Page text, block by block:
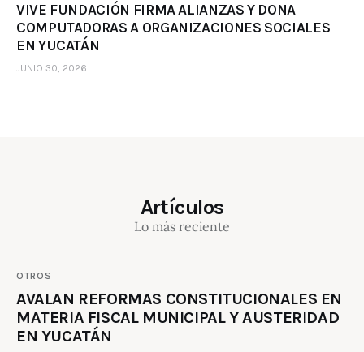
VIVE FUNDACIÓN FIRMA ALIANZAS Y DONA
COMPUTADORAS A ORGANIZACIONES SOCIALES
EN YUCATÁN
JUNIO 30, 2026
Artículos
Lo más reciente
OTROS
AVALAN REFORMAS CONSTITUCIONALES EN
MATERIA FISCAL MUNICIPAL Y AUSTERIDAD
EN YUCATÁN